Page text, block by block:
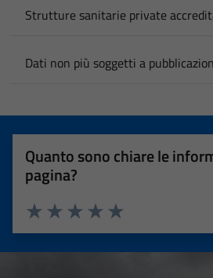
Strutture sanitarie private
Dati non più soggetti a
Quanto sono chiare le
pagina?
Valuta 5 stelle su 5
Valuta 4 stelle su 5
Valuta 3 stelle su 5
Valuta 2 stelle su 5
Valuta 1 stelle su 5